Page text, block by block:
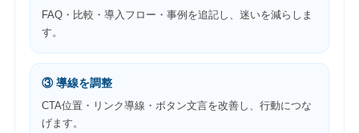
FAQ・比較・導入フロー・事例を追記し、迷いを減らしま
す。
③ 導線を調整
CTA位置・リンク導線・ボタン文言を改善し、行動につな
げます。